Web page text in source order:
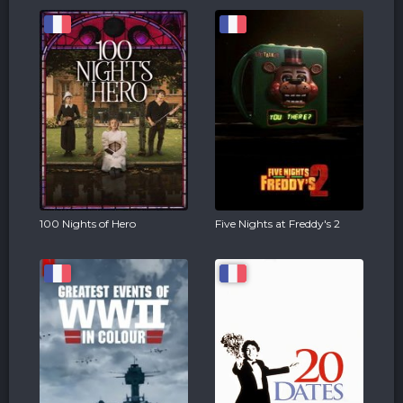
100 Nights of Hero Five Nights at Freddy's 2